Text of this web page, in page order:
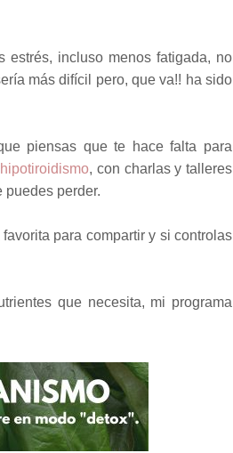
estrés, incluso menos fatigada, no
más difícil pero, que va!! ha sido
piensas que te hace falta para
, con charlas y talleres
puedes perder.
para compartir y si controlas
que necesita, mi programa